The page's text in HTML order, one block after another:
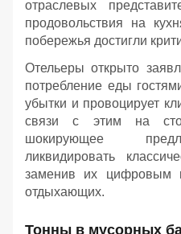
отраслевых
продовольствия на
побережья достигли
Отельеры открыто
потребление еды
убытки и провоцирует
связи с этим на
шокирующее
ликвидировать
заменив их цифровым
отдыхающих.
Тонны в мусорных